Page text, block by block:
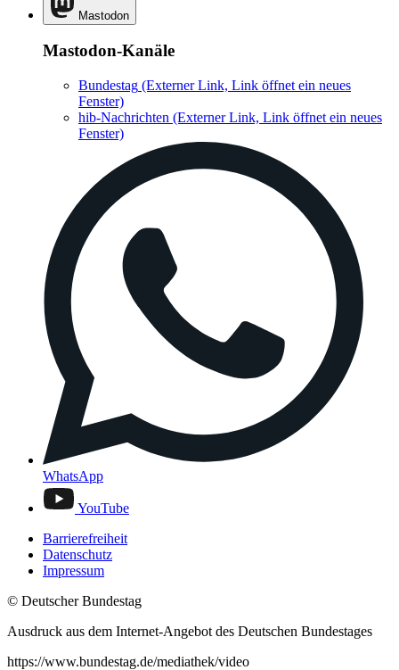
Mastodon
Mastodon-Kanäle
Bundestag (Externer Link, Link öffnet ein neues
Fenster)
hib-Nachrichten (Externer Link, Link öffnet ein neues
Fenster)
WhatsApp
YouTube
Barrierefreiheit
Datenschutz
Impressum
© Deutscher Bundestag
Ausdruck aus dem Internet-Angebot des Deutschen Bundestages
https://www.bundestag.de/mediathek/video